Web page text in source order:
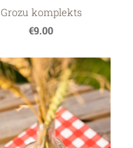
Grozu komplekts
€9.00